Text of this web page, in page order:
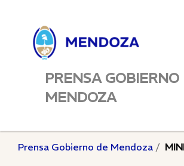
PRENSA GOBIERNO
MENDOZA
Prensa Gobierno de Mendoza